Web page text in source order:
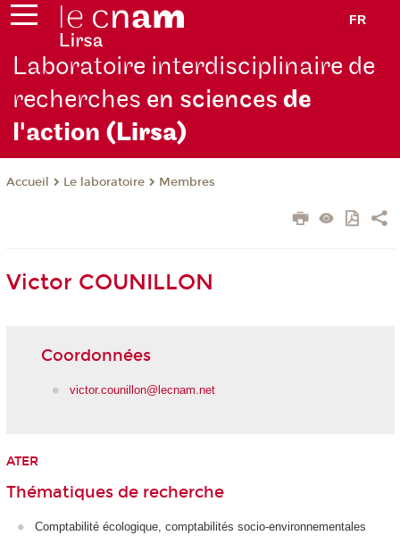
FR
Laboratoire interdisciplinaire de
recherches en sciencesde
l'action (Lirsa)
Accueil Le laboratoire Membres
Victor COUNILLON
Coordonnées
victor.counillon@lecnam.net
ATER
Thématiques de recherche
Comptabilité écologique, comptabilités socio-environnementales